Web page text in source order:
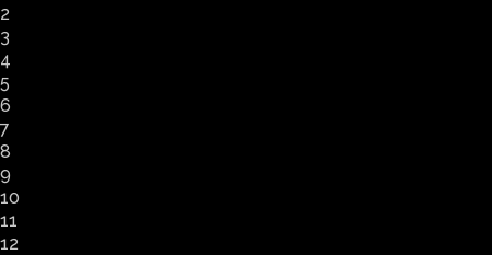
2
3
4
5
6
7
8
9
10
11
12